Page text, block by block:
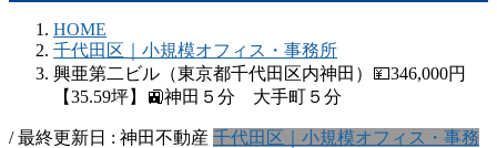
HOME
千代田区｜小規模オフィス・事務所
興亜第二ビル（東京都千代田区内神田）💴346,000円
【35.59坪】🚉神田５分 大手町５分
/ 最終更新日 : 神田不動産 千代田区｜小規模オフィス・事務